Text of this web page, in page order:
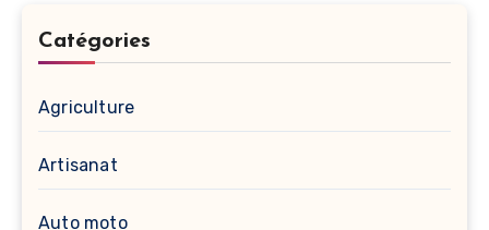
Catégories
Agriculture
Artisanat
Auto moto